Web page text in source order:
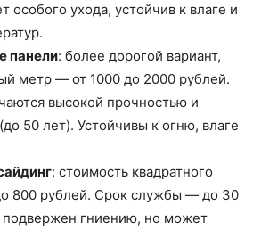
особого ухода, устойчив к влаге и
панели: более дорогой вариант,
метр — от 1000 до 2000 рублей.
высокой прочностью и
50 лет). Устойчивы к огню, влаге
: стоимость квадратного
800 рублей. Срок службы — до 30
подвержен гниению, но может